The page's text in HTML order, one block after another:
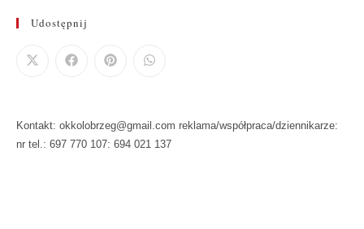
Udostępnij
Kontakt: okkolobrzeg@gmail.com reklama/współpraca/dziennikarze:
nr tel.: 697 770 107: 694 021 137